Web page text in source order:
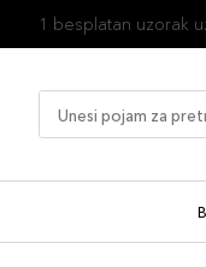
1 besplatan uzorak